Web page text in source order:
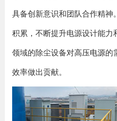
具备创新意识和团队合作精神
积累，不断提升电源设计能力
领域的除尘设备对高压电源的
效率做出贡献。